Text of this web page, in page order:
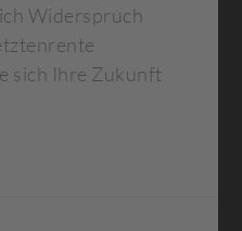
Widerspruch
sich Ihre Zukunft